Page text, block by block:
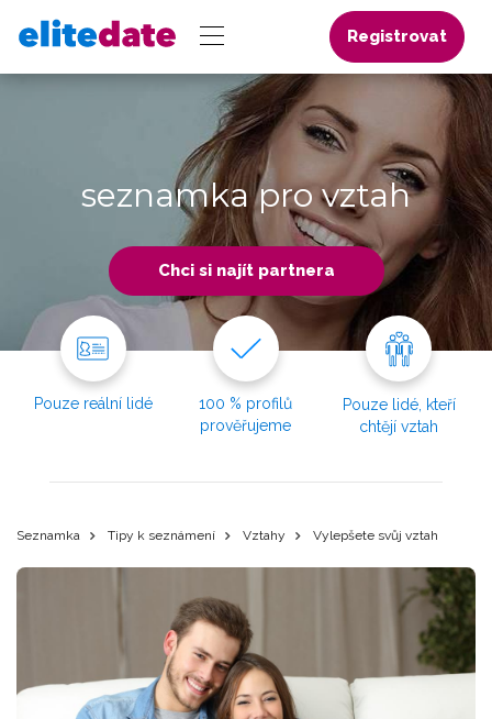
Registrovat
seznamka pro vztah
Chci si najít partnera
Pouze reální lidé
100 % profilů
prověřujeme
Pouze lidé, kteří
chtějí vztah
Seznamka Tipy k seznámení Vztahy Vylepšete svůj vztah